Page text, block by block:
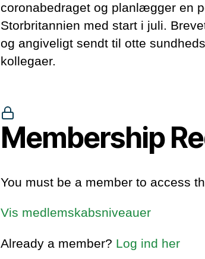
coronabedraget og planlægger en
Storbritannien med start i juli.
og angiveligt sendt til otte
kollegaer.
Membership
You must be a member to access
Vis medlemskabsniveauer
Already a member? Log ind her